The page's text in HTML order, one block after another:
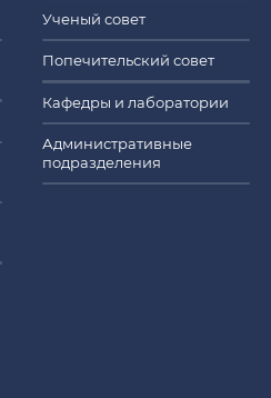
Ученый совет
Попечительский совет
Кафедры и лаборатории
Административные
подразделения